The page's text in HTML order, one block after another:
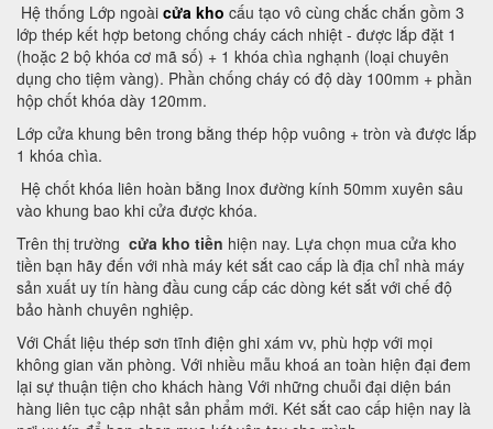
Hệ thống Lớp ngoài cửa kho cấu tạo vô cùng chắc chắn gồm 3
lớp thép kết hợp betong chống cháy cách nhiệt - được lắp đặt 1
(hoặc 2 bộ khóa cơ mã số) + 1 khóa chìa nghạnh (loại chuyên
dụng cho tiệm vàng). Phần chống cháy có độ dày 100mm + phần
hộp chốt khóa dày 120mm.
Lớp cửa khung bên trong bằng thép hộp vuông + tròn và được lắp
1 khóa chìa.
Hệ chốt khóa liên hoàn bằng Inox đường kính 50mm xuyên sâu
vào khung bao khi cửa được khóa.
Trên thị trường cửa kho tiền hiện nay. Lựa chọn mua cửa kho
tiền bạn hãy đến với nhà máy két sắt cao cấp là địa chỉ nhà máy
sản xuất uy tín hàng đầu cung cấp các dòng két sắt với chế độ
bảo hành chuyên nghiệp.
Với Chất liệu thép sơn tĩnh điện ghi xám vv, phù hợp với mọi
không gian văn phòng. Với nhiều mẫu khoá an toàn hiện đại đem
lại sự thuận tiện cho khách hàng Với những chuỗi đại diện bán
hàng liên tục cập nhật sản phẩm mới. Két sắt cao cấp hiện nay là